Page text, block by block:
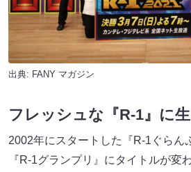
出典: FANY マガジン
フレッシュな『R-1』に
2002年にスタートした『R-1ぐらん
『R-1グランプリ』にタイトルが変